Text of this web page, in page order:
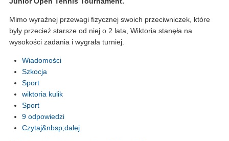
Mimo wyraźnej przewagi fizycznej swoich przeciwniczek, które
były przecież starsze od niej o 2 lata, Wiktoria stanęła na
wysokości zadania i wygrała turniej.
Wiadomości
Szkocja
Sport
wiktoria kulik
Sport
9 odpowiedzi
Czytaj&nbsp;dalej